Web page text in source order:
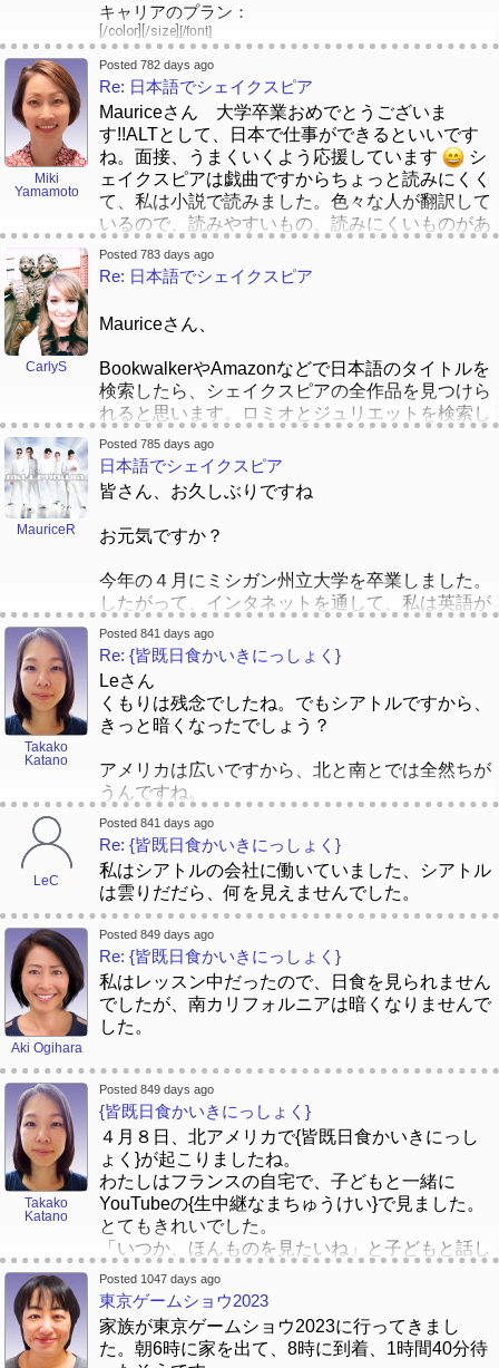
よろしくお願いします！
トミー
マリエーちゃんのお母さんは日本語だけ話してい
ました。英語で「Emily」は 「E-muh-lee」です
よね。「Muh」の音は日本語でじゃありませんか
ら、そうして、マリエーちゃんのお母さんは 私
に「エモリー」とよんでいました。その時から、
この名前はとくべつと思いました。＜３
みなさん、日本語の名前はなんですか。どうして
えらびました。話はお願いします！ ありがとう
ございます！
キャリアのプラン：
[/color][/size][/font]
一歩ずつ
[/color] [/size][/font]
一回目。私は「Massage Bliss」としてのサロンで働
きながら、日本に英語が教える仕事を申し込みま
す。
[/color][/size]
[/font]
二回目。英語が教えている友達にとって、英語が教える仕事に入
れてから、おそらく来年４月に日本に行くはずです[/size][/color]
[/font]
[/color][/size] [/font]
三回目。英語が教える仕事に努めながら、N3からN2
にかけての日本語能力試験を受験して、合格しま
す。もしかして、N1という能力試験も合格するかも
[/color][/size] [/font]
力試験」を受験して、合格します。私は翻訳者とか
解釈というキャリアの立場を就職活動をして、申し
込みます。でもさ、その立場だけじゃなくて、それ
ぞれの日本語がぺらぺらになった資格がある立場を
申し込みます。
[/color][/size][/font]
キャリア以外に、自分の希望は、バイリンガルの人
生を願っています。さらに、自分の日本の家族とア
メリカ人の家族と架け橋となりたいんです。
[/color]
本語でもちょっと読みにくいんですね。でも、先生
が読んだシェイクスピアの小説は何ですか？何冊シ
ェイクスピアの小説を読みましたか？はい、子供の
時以来、シェイクスピアに興味があります。シェイ
クスピアは独特だし、過去から現在まで関係がある
し、上品な英語らしいです。先生が子供の時に、
[/color] 頃大劇場に行った経験はどうでしたか？
[/color] [/font][/size] [/size] [/color] [/font][/size]
住の人はシェイクスピアのパフォーマンスが見ら
れます。最も知られているシェイクスピアについ
ての所は「グローブ座」です。[/color] [/font] [/font] [/font]
Miki
Yamamoto
Posted 782 days ago
Re: 日本語でシェイクスピア
Mauriceさん 大学卒業おめでとうございま
す!!ALTとして、日本で仕事ができるといいです
ね。面接、うまくいくよう応援しています
シ
ェイクスピアは戯曲ですからちょっと読みにくく
て、私は小説で読みました。色々な人が翻訳して
いるので、読みやすいもの、読みにくいものがあ
ります。Mauriceさんの気に入ったものが見つか
るといいですね。Carlyさん宝塚がお好きです
か。私の祖父母が宝塚に住んでいたので、小さい
頃大劇場に何回か行った記憶があります。今は配
信で、海外在住の人でも見られるのでしょうか。
CarlyS
Posted 783 days ago
Re: 日本語でシェイクスピア
Mauriceさん、
BookwalkerやAmazonなどで日本語のタイトルを
検索したら、シェイクスピアの全作品を見つけら
れると思います。ロミオとジュリエットを検索し
てみたらすぐ出ました
https://bookwalker.jp/de31c1a118-8ed1-4765-
82f3-1e17ff46f426/
あとは、もし舞台にも興味があれば、宝塚歌劇団
のシェイクスピア作品の動画をシェアします。
MauriceR
Posted 785 days ago
日本語でシェイクスピア
皆さん、お久しぶりですね
お元気ですか？
今年の４月にミシガン州立大学を卒業しました。
したがって、インタネットを通して、私は英語が
教える日本の会社に「ALT」という立場を申し込
みました。ちなみに、今週の木曜日に面接がある
はずです。頑張ります。さて、最近私はシェイク
スピアにますます興味を持ち始め、日本語に翻訳
されたシェイクスピアの物語を探そうとしていま
す。でも、全然見つかりません。
先生たち、
２つの質問があるんですが、１．日本に「シェイ
クスピア」についての物語が学べますか？
２。日本語に翻訳された本を読むために、
に翻訳されたシェイクスピアの物語が探せます
か？[/font][/color][/size]
[/font][/color]
[/size] よろしくお願いします、
[/color]
[/size]
[/color]
[/size]
Takako
Katano
Posted 841 days ago
Re: {皆既日食かいきにっしょく}
Leさん
くもりは残念でしたね。でもシアトルですから、
きっと暗くなったでしょう？
アメリカは広いですから、北と南とでは全然ちが
うんですね。
LeC
Posted 841 days ago
Re: {皆既日食かいきにっしょく}
私はシアトルの会社に働いていました、シアトル
は雲りだだら、何を見えませんでした。
Aki Ogihara
Posted 849 days ago
Re: {皆既日食かいきにっしょく}
私はレッスン中だったので、日食を見られません
でしたが、南カリフォルニアは暗くなりませんで
した。
Takako
Katano
Posted 849 days ago
{皆既日食かいきにっしょく}
４月８日、北アメリカで{皆既日食かいきにっし
ょく}が起こりましたね。
わたしはフランスの自宅で、子どもと一緒に
YouTubeの{生中継なまちゅうけい}で見ました。
とてもきれいでした。
「いつか、ほんものを見たいね」と子どもと話し
ました。
みなさんは、{日食にっしょく}を見ましたか。
Posted 1047 days ago
東京ゲームショウ2023
家族が東京ゲームショウ2023に行ってきまし
た。朝6時に家を出て、8時に到着、1時間40分待